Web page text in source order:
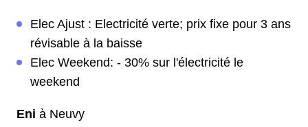
Elec Ajust : Electricité verte; prix fixe pour 3 ans
révisable à la baisse
Elec Weekend: - 30% sur l'électricité le
weekend
Eni à Neuvy